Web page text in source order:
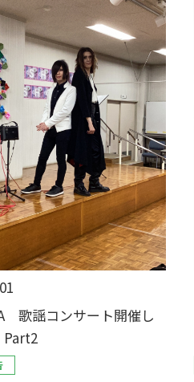
歌謡コンサート開催し